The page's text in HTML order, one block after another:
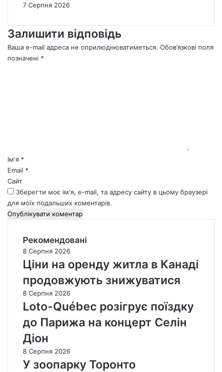
7 Серпня 2026
Залишити відповідь
Ваша e-mail адреса не оприлюднюватиметься. Обов’язкові поля
позначені *
*Ім'я *
Email *
Сайт
Зберегти моє ім'я, e-mail, та адресу сайту в цьому браузері
для моїх подальших коментарів.
Рекомендовані
8 Серпня 2026
Ціни на оренду житла в Канаді
продовжують знижуватися
8 Серпня 2026
Loto-Québec розігрує поїздку
до Парижа на концерт Селін
Діон
8 Серпня 2026
У зоопарку Торонто